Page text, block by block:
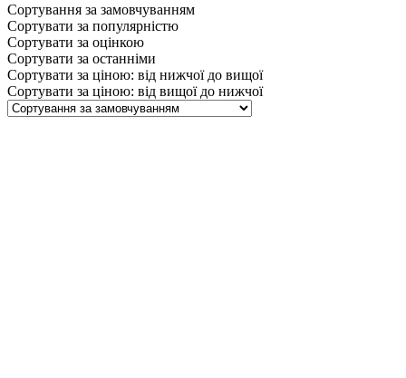
Сортування за замовчуванням
Сортувати за популярністю
Сортувати за оцінкою
Сортувати за останніми
Сортувати за ціною: від нижчої до вищої
Сортувати за ціною: від вищої до нижчої